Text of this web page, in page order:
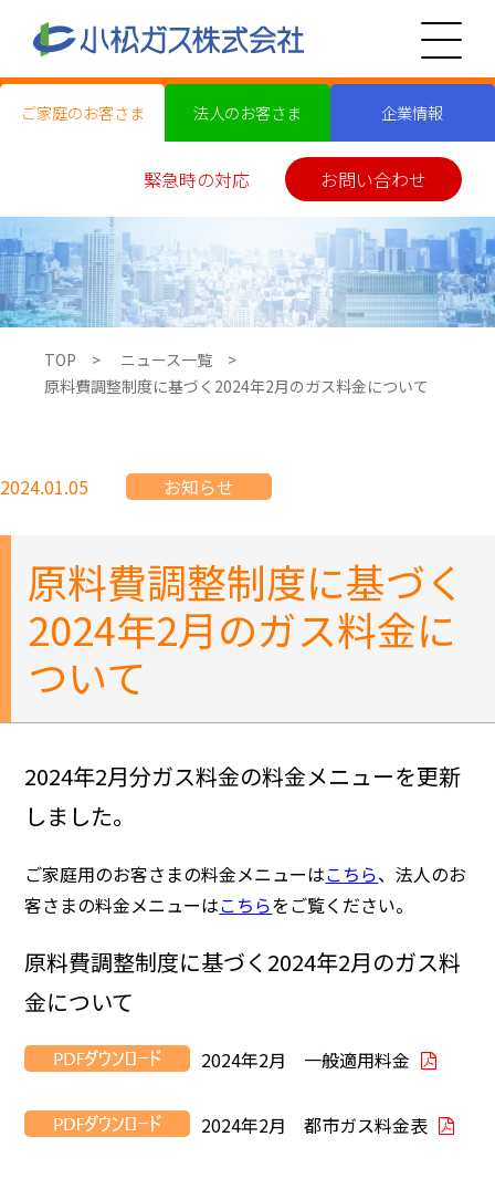
ご家庭のお客さま 法人のお客さま 企業情報
緊急時の対応 お問い合わせ
TOP
ニュース一覧
原料費調整制度に基づく2024年2月のガス料金について
2024.01.05 お知らせ
原料費調整制度に基づく
2024年2月のガス料金に
ついて
2024年2月分ガス料金の料金メニューを更新
しました。
ご家庭用のお客さまの料金メニューはこちら、法人のお
客さまの料金メニューはこちらをご覧ください。
原料費調整制度に基づく2024年2月のガス料
金について
2024年2月 一般適用料金
2024年2月 都市ガス料金表